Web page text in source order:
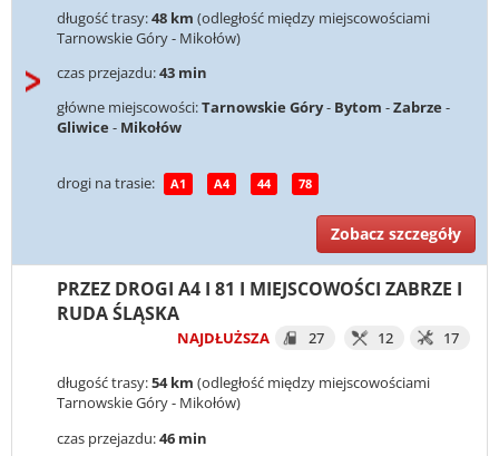
długość trasy:48 km (odległość między miejscowościami
Tarnowskie Góry - Mikołów)
czas przejazdu:43 min
główne miejscowości:Tarnowskie Góry- Bytom -Zabrze -
Gliwice - Mikołów
drogi na trasie: A1 A4 44 78
Zobacz szczegóły
PRZEZ DROGI A4 I 81 I MIEJSCOWOŚCI ZABRZE I
RUDA ŚLĄSKA
NAJDŁUŻSZA 27 12 17
długość trasy:54 km (odległość między miejscowościami
Tarnowskie Góry - Mikołów)
czas przejazdu:46 min